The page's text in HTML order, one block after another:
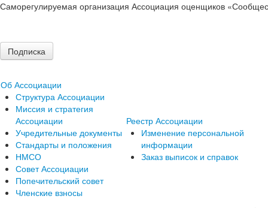
Саморегулируемая организация Ассоциация оценщиков
Подписка
Об Ассоциации
Структура Ассоциации
Миссия и стратегия
Ассоциации
Учредительные документы
Стандарты и положения
НМСО
Совет Ассоциации
Попечительский совет
Членские взносы
Реестр Ассоциации
Изменение персональной
информации
Заказ выписок и справок